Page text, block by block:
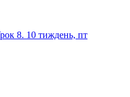
8. 10 тиждень, пт